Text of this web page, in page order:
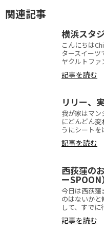
関連記事
横浜スタ
こんにちは
タースイーツ
ヤクルトファ
記事を読む
リリー、
我が家はマ
にどんどん
うにシートを
記事を読む
西荻窪の
ーSPOON）
今日は西荻窪
のはないか
して、すで
記事を読む